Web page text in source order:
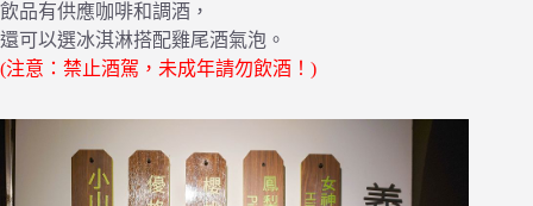
飲品有供應咖啡和調酒，
還可以選冰淇淋搭配雞尾酒氣泡。
(注意：禁止酒駕，未成年請勿飲酒！)